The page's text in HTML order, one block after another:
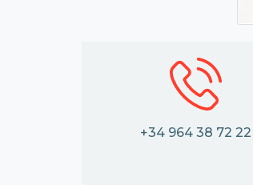
+34 964 38 72 22